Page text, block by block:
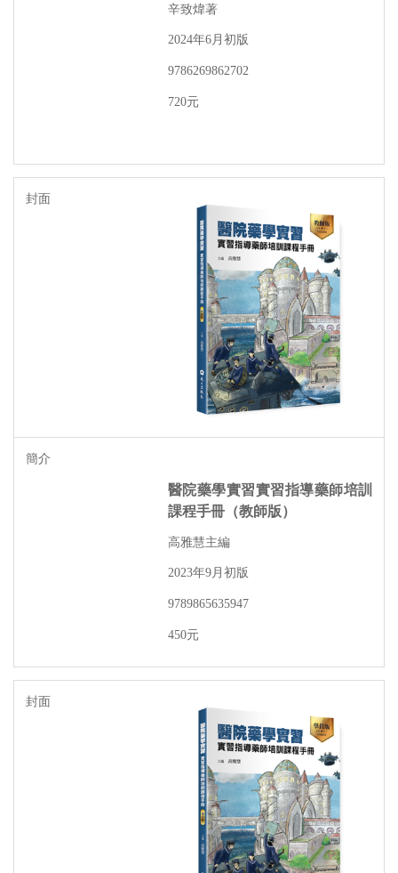
辛致煒著
2024年6 月初版
9786269862702
720元
醫院藥學實習實習指導藥師培訓
課程手冊（教師版）
高雅慧主編
2023年9 月初版
9789865635947
450元